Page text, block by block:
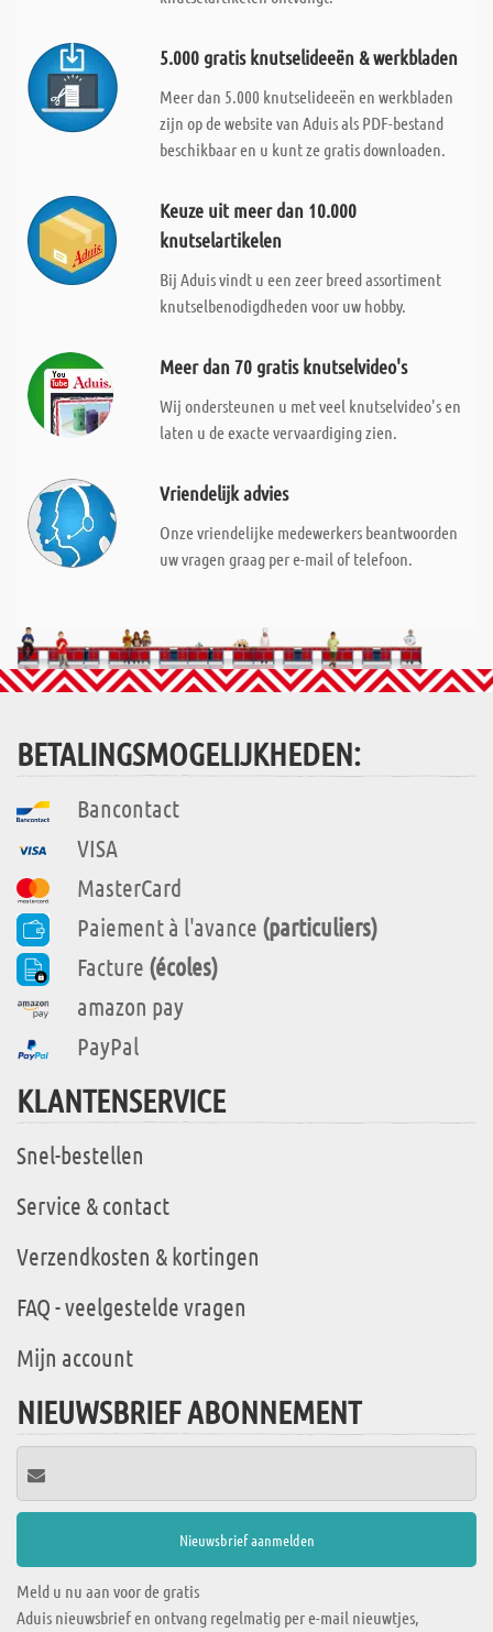
5.000 gratis knutselideeën & werkbladen
Meer dan 5.000 knutselideeën en werkbladen
zijn op de website van Aduis als PDF-bestand
beschikbaar en u kunt ze gratis downloaden.
Keuze uit meer dan 10.000
knutselartikelen
Bij Aduis vindt u een zeer breed assortiment
knutselbenodigdheden voor uw hobby.
Meer dan 70 gratis knutselvideo's
Wij ondersteunen u met veel knutselvideo's en
laten u de exacte vervaardiging zien.
Vriendelijk advies
Onze vriendelijke medewerkers beantwoorden
uw vragen graag per e-mail of telefoon.
BETALINGSMOGELIJKHEDEN:
Bancontact
VISA
MasterCard
Paiement à l'avance (particuliers)
Facture (écoles)
amazon pay
PayPal
KLANTENSERVICE
Snel-bestellen
Service & contact
Verzendkosten & kortingen
FAQ - veelgestelde vragen
Mijn account
NIEUWSBRIEF ABONNEMENT
Meld u nu aan voor de gratis
Aduis nieuwsbrief en ontvang regelmatig per e-mail nieuwtjes,